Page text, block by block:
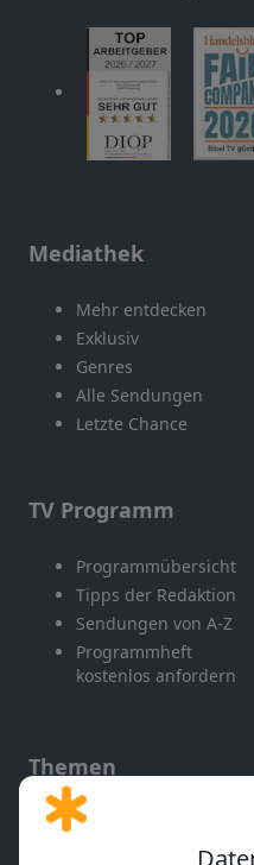
Mediathek
Mehr entdecken
Exklusiv
Genres
Alle Sendungen
Letzte Chance
TV Programm
Programmübersicht
Tipps der Redaktion
Sendungen von A-Z
Programmheft
kostenlos anfordern
Themen
Gott und Bibel erklärt